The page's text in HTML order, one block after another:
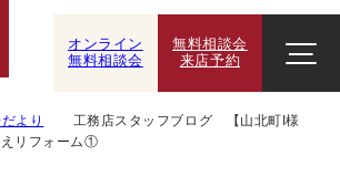
オンライン
無料相談会
無料相談会
来店予約
より
工務店スタッフブログ 【山北町I様
リフォーム①